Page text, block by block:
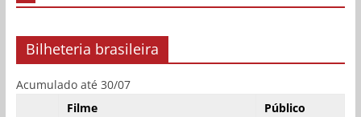
Bilheteria brasileira
Acumulado até 30/07
Filme
Público